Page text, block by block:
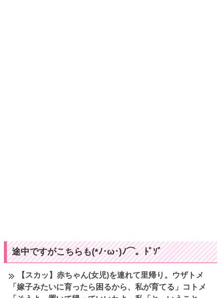
途中ですがこちらも(*ﾉ･ω･)ﾉ⌒。ﾄﾞｿﾞ
【スカッ】赤ちゃん(女児)を連れて里帰り。ウザトメ
「嫁子みたいに育ったら困るから、私が育てる」コトメ